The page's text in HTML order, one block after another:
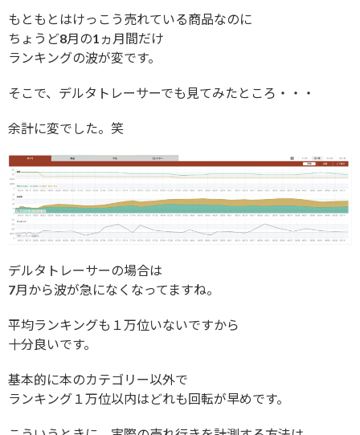
もともとはけっこう売れている商品なのに
ちょうど8月の1ヵ月間だけ
ランキングの波が変です。
そこで、デルタトレーサーでも見てみたところ・・・
余計に変でした。笑
デルタトレーサーの場合は
7月から波が急になくなってますね。
平均ランキングも１万位いないですから
十分良いです。
基本的に本のカテゴリー以外で
ランキング１万位以内はどれも回転が早めです。